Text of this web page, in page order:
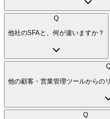
Q
他社のSFAと、何が違いますか？
他の顧客・営業管理ツールからの
Q